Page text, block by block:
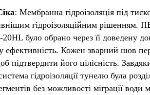
: Мембранна гідроізоляція під
гідроізоляційним рішенням.
було обрано через її доведену
ефективність. Кожен зварний шов
підтвердити його цілісність.
гідроізоляції тунелю була
без можливості міграції води